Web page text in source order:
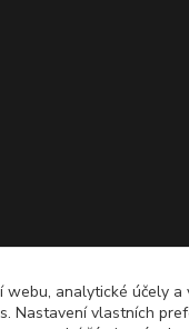
webu, analytické účely
Nastavení vlastních